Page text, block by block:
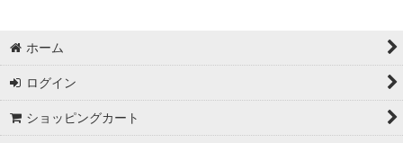
ホーム
ログイン
ショッピングカート